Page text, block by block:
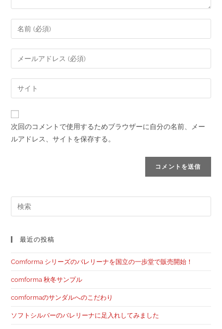
次回のコメントで使用するためブラウザーに自分の名前、メー
ルアドレス、サイトを保存する。
最近の投稿
Comforma シリーズのバレリーナを国立の一歩堂で販売開始！
comforma 秋冬サンプル
comformaのサンダルへのこだわり
ソフトシルバーのバレリーナに足入れしてみました